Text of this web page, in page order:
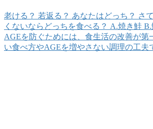
老ける？ 若返る？ あなたはどっち？ さ
くないならどっちを食べる？ A.焼き鮭
AGEを防ぐためには、食生活の改善が第
い食べ方やAGEを増やさない調理の工